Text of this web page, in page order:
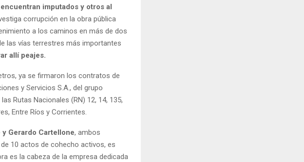
imputados y otros al
corrupción en la obra pública
a los caminos en más de dos
las vías terrestres más importantes
allí peajes.
ya se firmaron los contratos de
y Servicios S.A., del grupo
Rutas Nacionales (RN) 12, 14, 135,
Entre Ríos y Corrientes.
Gerardo Cartellone, ambos
10 actos de cohecho activos, es
es la cabeza de la empresa dedicada